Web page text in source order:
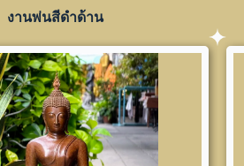
งานพ่นสีดำด้าน